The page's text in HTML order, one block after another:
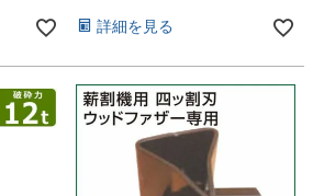
詳細を見る